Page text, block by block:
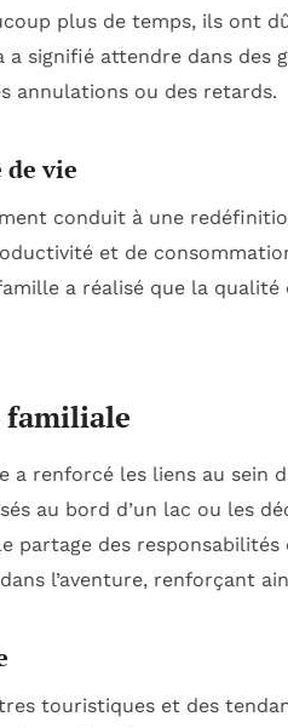
plus de temps, ils ont
signifié attendre dans des
annulations ou des retards.
vie
conduit à une
et de
a réalisé que la
familiale
a renforcé les liens au sein
au bord d’un lac ou les
partage des
l’aventure, renforçant
touristiques et des